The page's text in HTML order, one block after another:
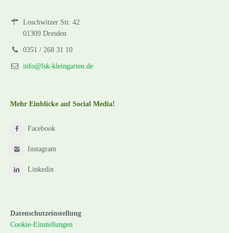
Loschwitzer Str. 42
01309 Dresden
0351 / 268 31 10
info@lsk-kleingarten.de
Mehr Einblicke auf Social Media!
Facebook
Instagram
Linkedin
Datenschutzeinstellung
Cookie-Einstellungen